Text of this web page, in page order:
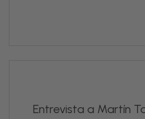
Entrevista a Martín